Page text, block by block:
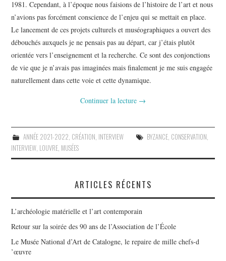
1981. Cependant, à l’époque nous faisions de l’histoire de l’art et nous
n’avions pas forcément conscience de l’enjeu qui se mettait en place.
Le lancement de ces projets culturels et muséographiques a ouvert des
débouchés auxquels je ne pensais pas au départ, car j’étais plutôt
orientée vers l’enseignement et la recherche. Ce sont des conjonctions
de vie que je n’avais pas imaginées mais finalement je me suis engagée
naturellement dans cette voie et cette dynamique.
Continuer la lecture →
ANNÉE 2021-2022 CRÉATION INTERVIEW BYZANCE, CONSERVATION
INTERVIEW LOUVRE MUSÉES
ARTICLES RÉCENTS
L’archéologie matérielle et l’art contemporain
Retour sur la soirée des 90 ans de l’Association de l’École
Le Musée National d’Art de Catalogne, le repaire de mille chefs-d
’œuvre